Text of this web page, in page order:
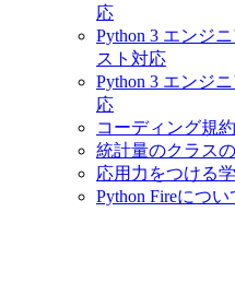
応
Python 3 エンジ
スト対応
Python 3 エンジ
応
コーディング規
統計量のクラス
応用力をつける
Python Fireについ